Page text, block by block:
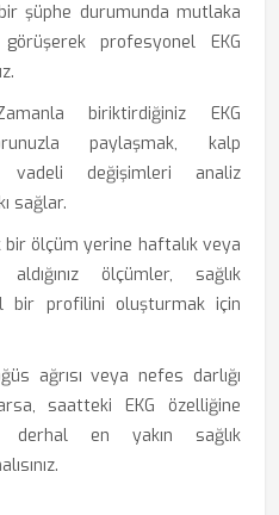
şüphe durumunda mutlaka
profesyonel EKG
biriktirdiğiniz EKG
paylaşmak, kalp
vadeli değişimleri analiz
sağlar.
bir ölçüm yerine haftalık veya
ölçümler, sağlık
bir profilini oluşturmak için
ağrısı veya nefes darlığı
saatteki EKG özelliğine
derhal en yakın sağlık